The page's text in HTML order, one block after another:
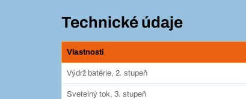
Technické údaje
Vlastnosti
Výdrž batérie, 2. stupeň
Svetelný tok, 3. stupeň